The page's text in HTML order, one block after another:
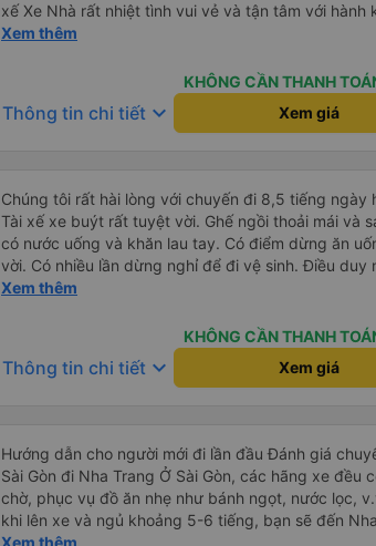
xế Xe Nhà rất nhiệt tình vui vẻ và tận tâm với hành
chạy rất đúng giờ,… nói chúng tấc cả mọi thứ đều
hành trình của mình. Chân thành cảm ơn.
Xem thêm
KHÔNG CẦN THANH
Thông tin chi tiết keyboard_arrow_down Xem giá
Chúng tôi rất hài lòng với chuyến đi 8,5 tiếng ngày
Tài xế xe buýt rất tuyệt vời. Ghế ngồi thoải mái và
có nước uống và khăn lau tay. Có điểm dừng ăn
vời. Có nhiều lần dừng nghỉ để đi vệ sinh. Điều duy
muốn đề xuất để cải thiện là cho phép thanh toán
Xem thêm
KHÔNG CẦN THANH
Thông tin chi tiết keyboard_arrow_down Xem giá
Hướng dẫn cho người mới đi lần đầu Đánh giá
Sài Gòn đi Nha Trang Ở Sài Gòn, các hãng xe đều
chờ, phục vụ đồ ăn nhẹ như bánh ngọt, nước lọc,
khi lên xe và ngủ khoảng 5-6 tiếng, bạn sẽ đến